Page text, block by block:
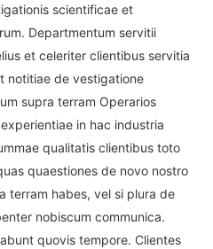
scientificae et
Departmentum servitii
et celeriter clientibus servitia
notitiae de vestigatione
supra terram Operarios
in hac industria
qualitatis clientibus toto
quaestiones de novo nostro
terram habes, vel si plura de
nobiscum communica.
quovis tempore. Clientes